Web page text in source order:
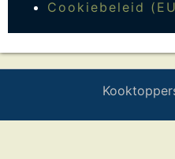
Cookiebeleid